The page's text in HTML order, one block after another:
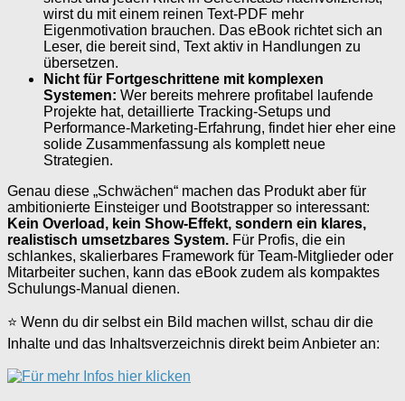
wirst du mit einem reinen Text-PDF mehr
Eigenmotivation brauchen. Das eBook richtet sich an
Leser, die bereit sind, Text aktiv in Handlungen zu
übersetzen.
Nicht für Fortgeschrittene mit komplexen
Systemen: Wer bereits mehrere profitabel laufende
Projekte hat, detaillierte Tracking-Setups und
Performance-Marketing-Erfahrung, findet hier eher eine
solide Zusammenfassung als komplett neue
Strategien.
Genau diese „Schwächen“ machen das Produkt aber für
ambitionierte Einsteiger und Bootstrapper so interessant:
Kein Overload, kein Show-Effekt, sondern ein klares,
realistisch umsetzbares System. Für Profis, die ein
schlankes, skalierbares Framework für Team-Mitglieder oder
Mitarbeiter suchen, kann das eBook zudem als kompaktes
Schulungs-Manual dienen.
⭐ Wenn du dir selbst ein Bild machen willst, schau dir die
Inhalte und das Inhaltsverzeichnis direkt beim Anbieter an: